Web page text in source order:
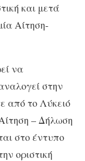
και μετά
Αίτηση-
να
στην
από το Λύκειό
– Δήλωση
στο έντυπο
οριστική